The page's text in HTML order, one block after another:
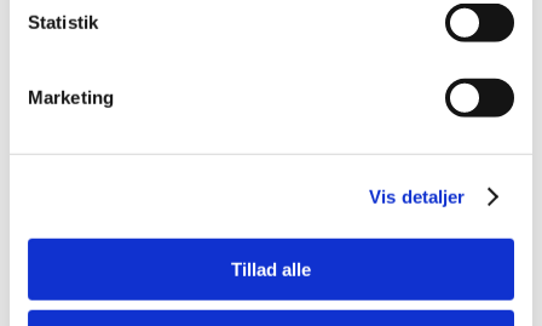
Statistik
Marketing
Vis detaljer
Tillad alle
med Aquaforests øvrige sporstof- og Balling-serie.
Koncentreret sporstoftilskud til saltvandsakvarier.
Understøtter korallers vækst og trivsel.
Hjælper med at opretholde stabile sporstofniveauer.
Indeholder mangan, vanadium, zink, nikkel, jern,
krom, kobolt og kobber.
Ideel til daglig dosering.